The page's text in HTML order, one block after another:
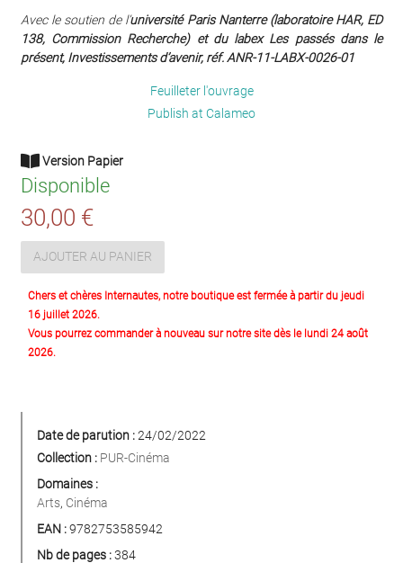
Avec le soutien de l’université Paris Nanterre (laboratoire HAR, ED
138, Commission Recherche) et du labex Les passés dans le
présent, Investissements d’avenir, réf. ANR-11-LABX-0026-01
Feuilleter l'ouvrage
Publish at Calameo
Version Papier
Disponible
30,00 €
AJOUTER AU PANIER
Chers et chères Internautes, notre boutique est fermée à partir du jeudi
16 juillet 2026.
Vous pourrez commander à nouveau sur notre site dès le lundi 24 août
2026.
Date de parution :24/02/2022
Collection : PUR-Cinéma
Domaines :
Arts, Cinéma
EAN :9782753585942
Nb de pages :384